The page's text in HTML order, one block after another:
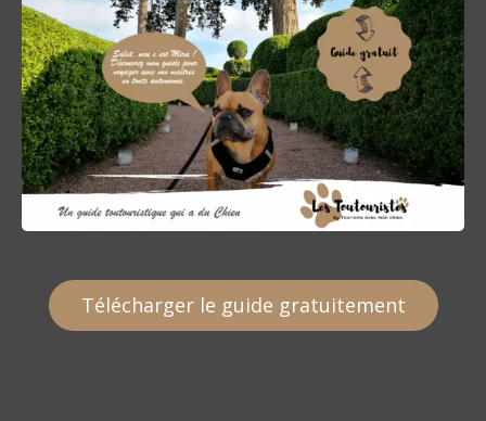
Télécharger le guide gratuitement